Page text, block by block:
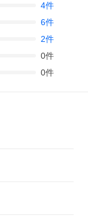
4件
6件
2件
0件
0件